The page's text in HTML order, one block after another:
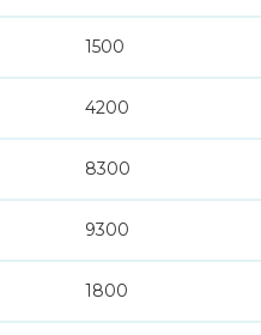
1500
4200
8300
9300
1800